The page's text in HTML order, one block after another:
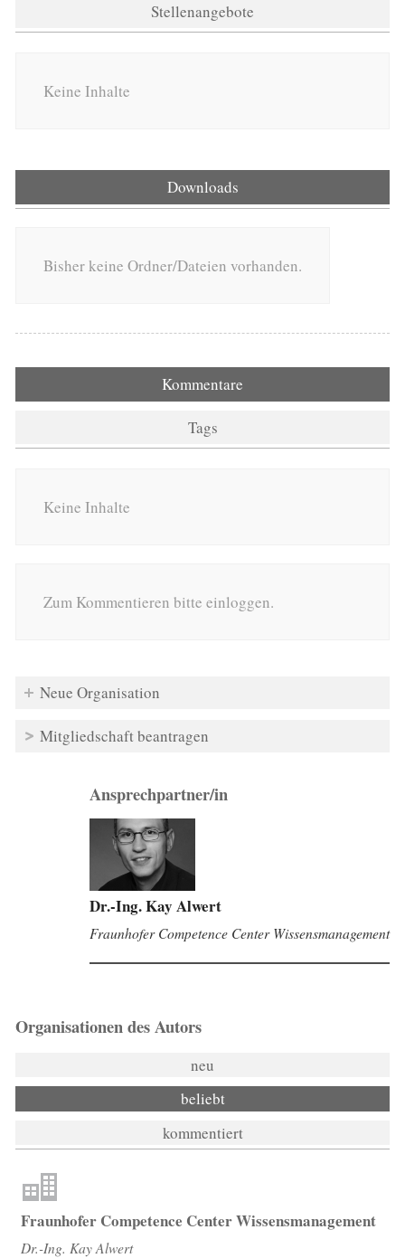
Stellenangebote
Keine Inhalte
Downloads
Bisher keine Ordner/Dateien vorhanden.
Kommentare
Tags
Keine Inhalte
Zum Kommentieren bitte einloggen.
Neue Organisation
Mitgliedschaft beantragen
Ansprechpartner/in
Dr.-Ing. Kay Alwert
Fraunhofer Competence Center Wissensmanagement
Organisationen des Autors
neu
beliebt
kommentiert
Fraunhofer Competence Center Wissensmanagement
Dr.-Ing. Kay Alwert